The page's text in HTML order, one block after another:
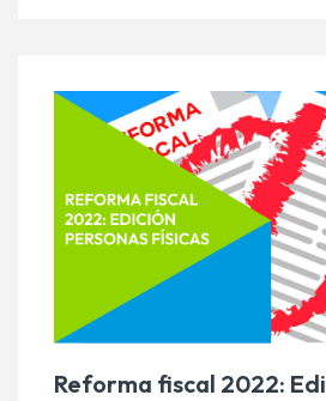
Reforma fiscal 2022: